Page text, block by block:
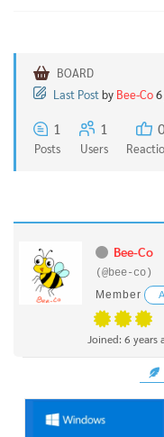
BOARD
Last Postby Bee-Co
1
Posts
1
Users
Bee-Co
(@bee-co)
Member
Joined: 6 years